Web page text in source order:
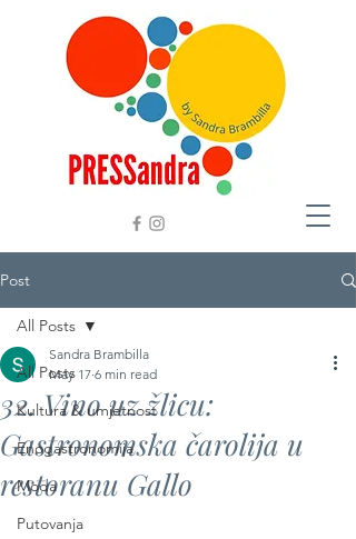
Post
All Posts
Kultura & umjetnost
Enogastronomija
Moda
Putovanja
All Posts
32. Vino uz žlicu:
Gastronomska čarolija u
restoranu Gallo
Sandra Brambilla
May 17 6 min read